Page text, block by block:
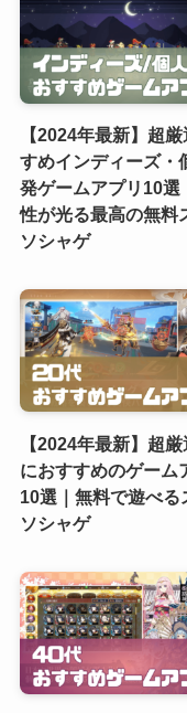
【2024年最新】超
すめインディーズ・
発ゲームアプリ10選
性が光る最高の無料
ソシャゲ
【2024年最新】超
におすすめのゲーム
10選｜無料で遊べる
ソシャゲ